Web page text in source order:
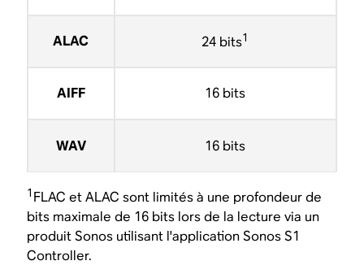
ALAC 24 bits1
AIFF 16 bits
WAV 16 bits
1 FLAC et ALAC sont limités à une profondeur de
bits maximale de 16 bits lors de la lecture via un
produit Sonos utilisant l'application Sonos S1
Controller.